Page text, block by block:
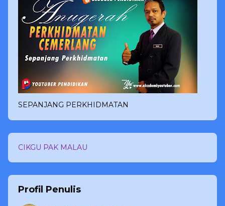
SEPANJANG PERKHIDMATAN
CIKGU PAK MALAU
Profil Penulis